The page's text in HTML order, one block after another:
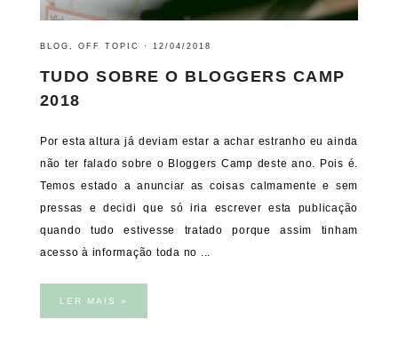
BLOG , OFF TOPIC · 12/04/2018
TUDO SOBRE O BLOGGERS CAMP
2018
Por esta altura já deviam estar a achar estranho eu ainda
não ter falado sobre o Bloggers Camp deste ano. Pois é.
Temos estado a anunciar as coisas calmamente e sem
pressas e decidi que só iria escrever esta publicação
quando tudo estivesse tratado porque assim tinham
acesso à informação toda no ...
LER MAIS »